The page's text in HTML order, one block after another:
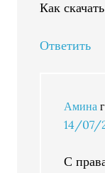
Как
Ответить
Амина
14/07/
С